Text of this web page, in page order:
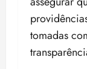
tomadas